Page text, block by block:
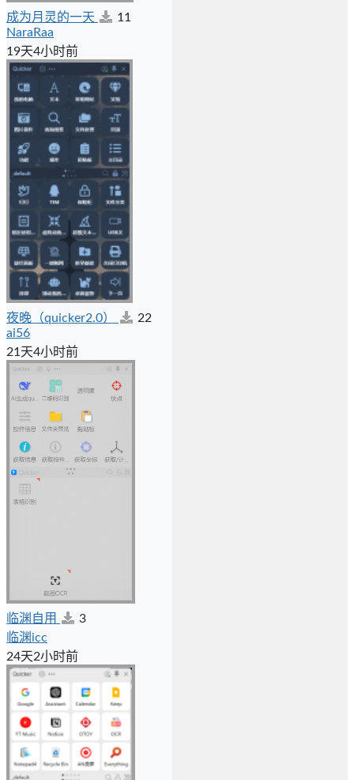
成为月灵的一天
11
NaraRaa
19天4小时前
夜晚（quicker2.0）
22
ai56
21天4小时前
临渊自用
3
临渊icc
24天2小时前